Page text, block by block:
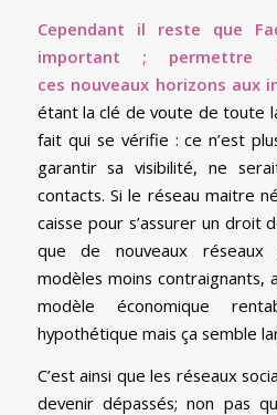
Cependant il reste que
important ; permettre
ces nouveaux horizons aux
étant la clé de voute de toute
fait qui se vérifie : ce n’est
garantir sa visibilité, ne
contacts. Si le réseau maitre
caisse pour s’assurer un droit
que de nouveaux réseaux
modèles moins contraignants,
modèle économique
hypothétique mais ça semble
C’est ainsi que les réseaux
devenir dépassés; non pas